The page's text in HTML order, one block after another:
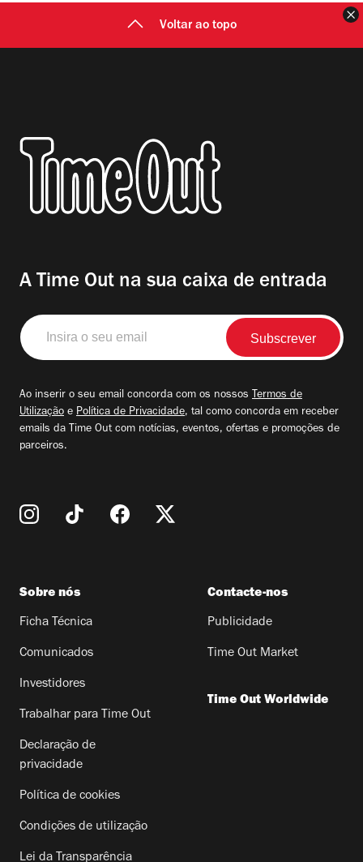
Voltar ao topo
A Time Out na sua caixa de entrada
Insira
o
seu
Ao inserir o seu email concorda com os nossos Termos de
Utilização e Política de Privacidade, tal como concorda em receber
emails da Time Out com notícias, eventos, ofertas e promoções de
parceiros.
Sobre nós
Ficha Técnica
Comunicados
Investidores
Trabalhar para Time Out
Declaração de
privacidade
Política de cookies
Condições de utilização
Lei da Transparência
Contacte-nos
Publicidade
Time Out Market
Time Out Worldwide